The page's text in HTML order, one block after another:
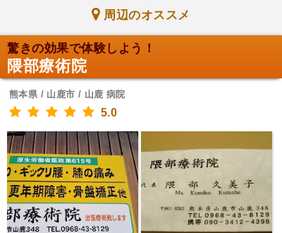
周辺のオススメ
驚きの効果で体験しよう！
隈部療術院
熊本県 / 山鹿市 / 山鹿 病院
5.0